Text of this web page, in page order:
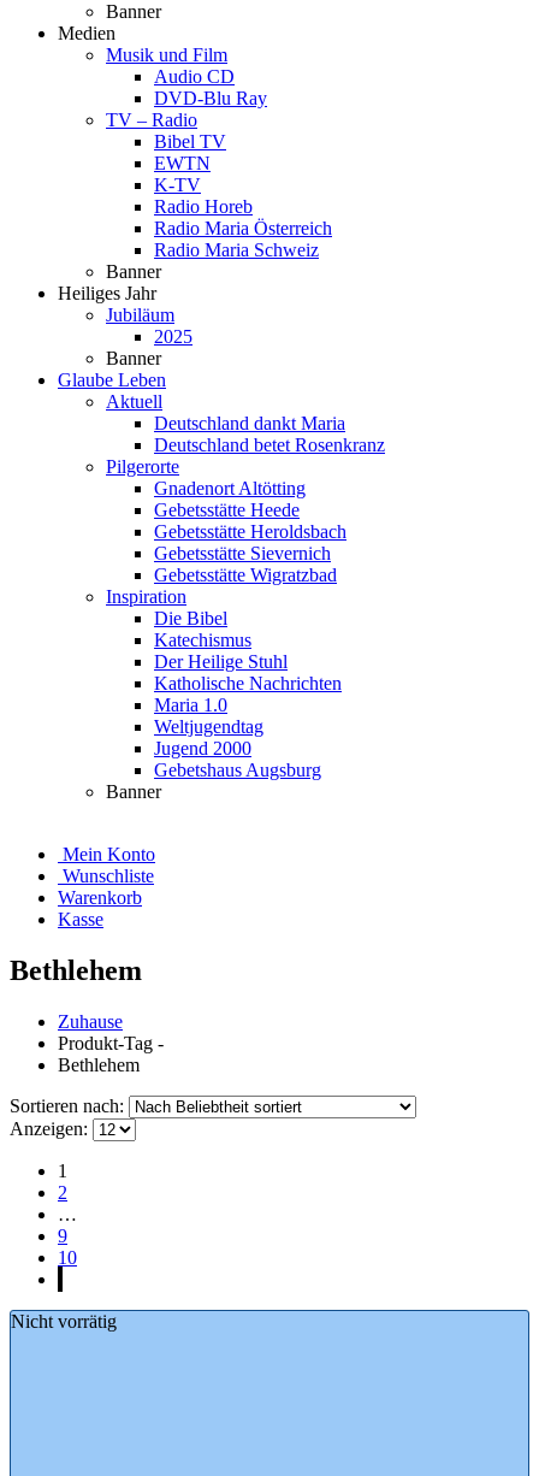
Banner
Medien
Musik und Film
Audio CD
DVD-Blu Ray
TV – Radio
Bibel TV
EWTN
K-TV
Radio Horeb
Radio Maria Österreich
Radio Maria Schweiz
Banner
Heiliges Jahr
Jubiläum
2025
Banner
Glaube Leben
Aktuell
Deutschland dankt Maria
Deutschland betet Rosenkranz
Pilgerorte
Gnadenort Altötting
Gebetsstätte Heede
Gebetsstätte Heroldsbach
Gebetsstätte Sievernich
Gebetsstätte Wigratzbad
Inspiration
Die Bibel
Katechismus
Der Heilige Stuhl
Katholische Nachrichten
Maria 1.0
Weltjugendtag
Jugend 2000
Gebetshaus Augsburg
Banner
Mein Konto
Wunschliste
Warenkorb
Kasse
Bethlehem
Zuhause
Produkt-Tag -
Bethlehem
Sortieren nach:
Anzeigen:
1
2
…
9
10
Nicht vorrätig